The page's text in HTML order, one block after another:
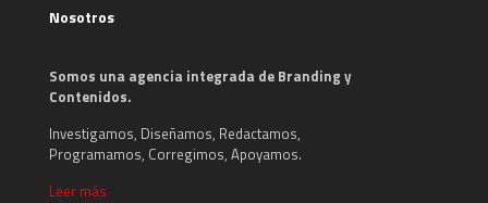
Nosotros
Somos una agencia integrada de Branding y
Contenidos.
Investigamos, Diseñamos, Redactamos,
Programamos, Corregimos, Apoyamos.
Leer más